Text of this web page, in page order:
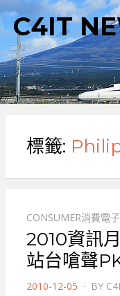
C4IT
標籤:
CONSUMER消費電子
2010資訊
站台嗆聲
POSTED
2010-12-05 BY